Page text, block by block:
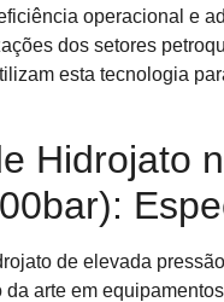
operacional e
dos setores
esta tecnologia
Hidrojato
de elevada
da arte em